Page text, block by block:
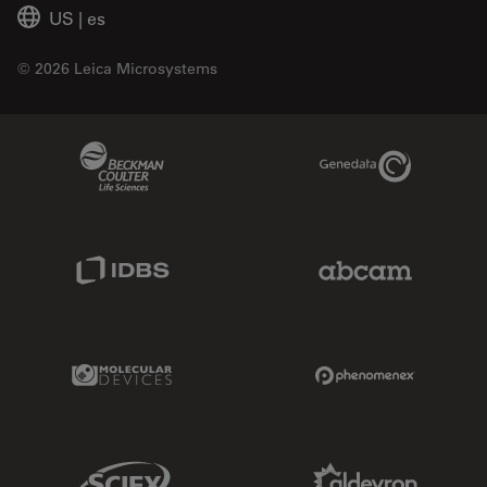
US | es
© 2026 Leica Microsystems
Genedata Link
Molecular Devices Link
Sciex Link